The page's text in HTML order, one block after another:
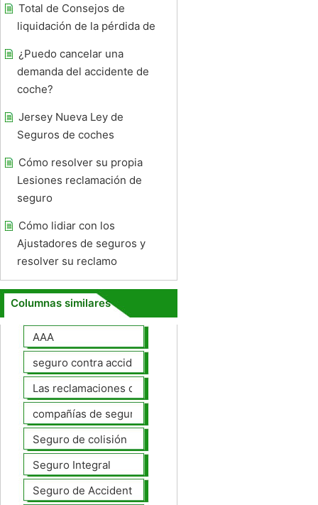
Total de Consejos de
liquidación de la pérdida de
¿Puedo cancelar una
demanda del accidente de
coche?
Jersey Nueva Ley de
Seguros de coches
Cómo resolver su propia
Lesiones reclamación de
seguro
Cómo lidiar con los
Ajustadores de seguros y
resolver su reclamo
Columnas similares
AAA
seguro contra accidentes
Las reclamaciones de seguros de automóviles
compañías de seguros de coche
Seguro de colisión
Seguro Integral
Seguro de Accidentes Personales